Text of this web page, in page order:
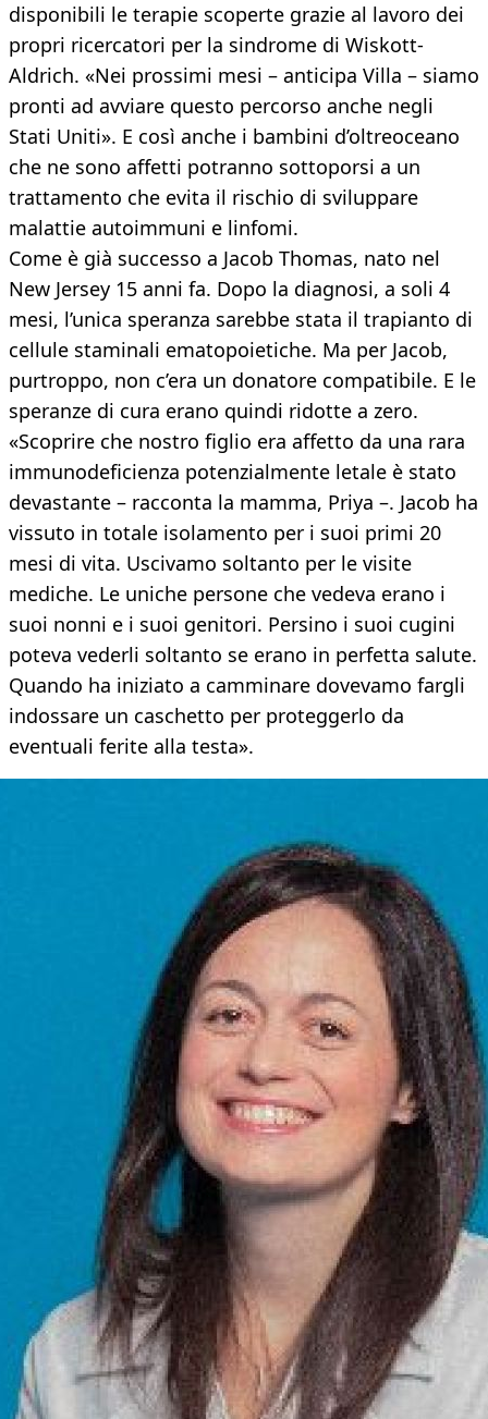
disponibili le terapie scoperte grazie al lavoro dei
propri ricercatori per la sindrome di Wiskott-
Aldrich. «Nei prossimi mesi – anticipa Villa – siamo
pronti ad avviare questo percorso anche negli
Stati Uniti». E così anche i bambini d’oltreoceano
che ne sono affetti potranno sottoporsi a un
trattamento che evita il rischio di sviluppare
malattie autoimmuni e linfomi.
Come è già successo a Jacob Thomas, nato nel
New Jersey 15 anni fa. Dopo la diagnosi, a soli 4
mesi, l’unica speranza sarebbe stata il trapianto di
cellule staminali ematopoietiche. Ma per Jacob,
purtroppo, non c’era un donatore compatibile. E le
speranze di cura erano quindi ridotte a zero.
«Scoprire che nostro figlio era affetto da una rara
immunodeficienza potenzialmente letale è stato
devastante – racconta la mamma, Priya –. Jacob ha
vissuto in totale isolamento per i suoi primi 20
mesi di vita. Uscivamo soltanto per le visite
mediche. Le uniche persone che vedeva erano i
suoi nonni e i suoi genitori. Persino i suoi cugini
poteva vederli soltanto se erano in perfetta salute.
Quando ha iniziato a camminare dovevamo fargli
indossare un caschetto per proteggerlo da
eventuali ferite alla testa».